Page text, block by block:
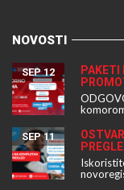
NOVOSTI
PAKETI
SEP 12
SEP 11